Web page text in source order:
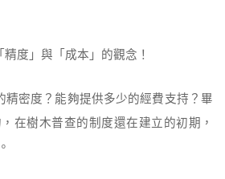
度」與「成本」的觀念！
密度？能夠提供多少的經費支持？畢
在樹木普查的制度還在建立的初期，